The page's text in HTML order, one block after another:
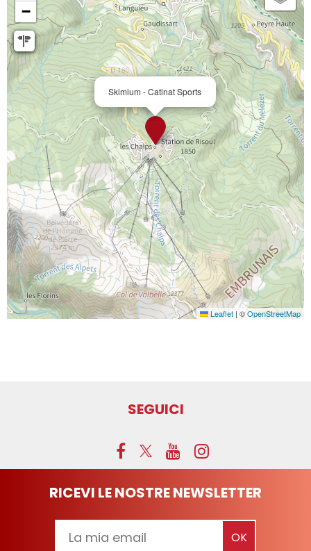
Skimium - Catinat Sports
−
Leaflet | ©OpenStreetMap
SEGUICI
RICEVI LE NOSTRE NEWSLETTER